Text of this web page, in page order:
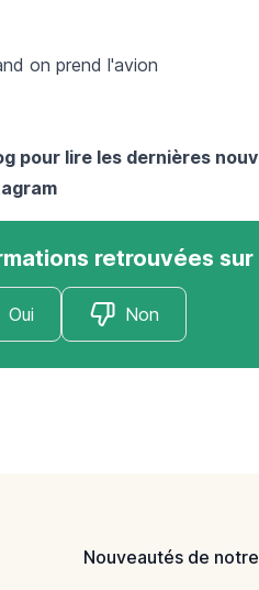
on prend l'avion
pour lire les dernières
retrouvées
Oui Non
Nouveautés de